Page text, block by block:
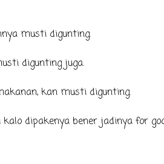
musti digunting.
digunting juga.
kan musti digunting.
dipakenya bener jadinya for